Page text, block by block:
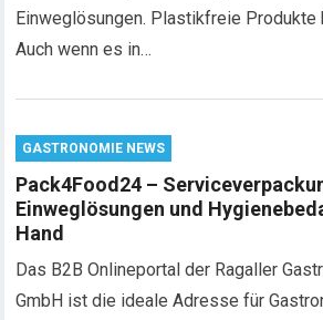
Einweglösungen. Plastikfreie Produkte
Auch wenn es in…
GASTRONOMIE NEWS
Pack4Food24 –
Einweglösungen und
Hand
Das B2B Onlineportal der Ragaller
GmbH ist die ideale Adresse für